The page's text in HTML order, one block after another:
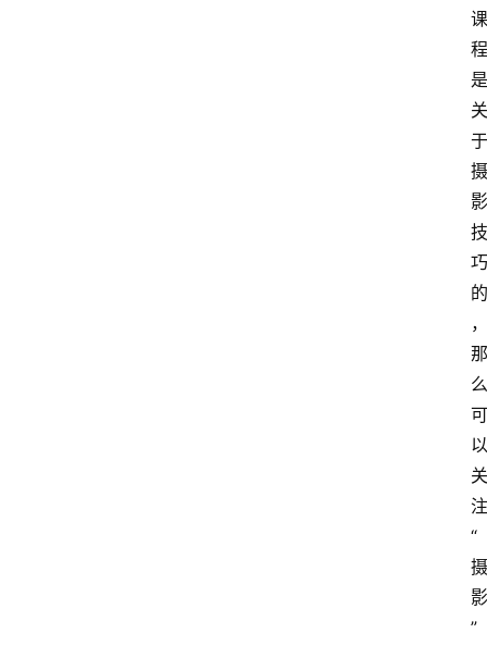
课
程
是
关
于
摄
影
技
巧
的
，
那
么
可
以
关
注
“
摄
影
”